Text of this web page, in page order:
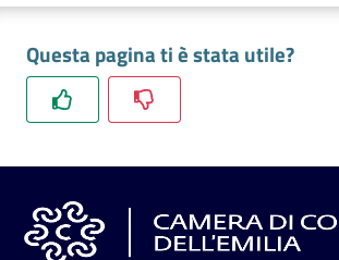
su
Questa pagina ti è stata utile?